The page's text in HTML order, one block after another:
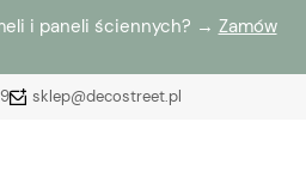
i paneli ściennych? → Zamów
sklep@decostreet.pl